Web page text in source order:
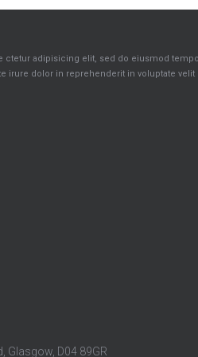
ctetur adipisicing elit, sed do eiusmod
irure dolor in reprehenderit in voluptate
Glasgow, D04 89GR